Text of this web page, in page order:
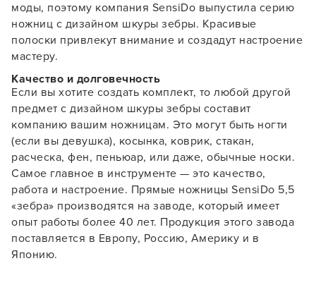
моды, поэтому компания SensiDo выпустила серию
ножниц с дизайном шкуры зебры. Красивые
полоски привлекут внимание и создадут настроение
мастеру.
Качество и долговечность
Если вы хотите создать комплект, то любой другой
предмет с дизайном шкуры зебры составит
компанию вашим ножницам. Это могут быть ногти
(если вы девушка), косынка, коврик, стакан,
расческа, фен, пеньюар, или даже, обычные носки.
Самое главное в инструменте — это качество,
работа и настроение. Прямые ножницы SensiDo 5,5
«зебра» производятся на заводе, который имеет
опыт работы более 40 лет. Продукция этого завода
поставляется в Европу, Россию, Америку и в
Японию.